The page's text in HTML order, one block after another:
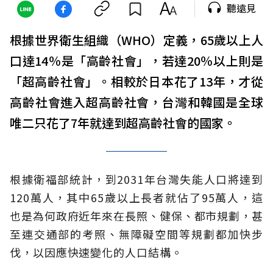
聽遠見
根據世界衛生組織（WHO）定義，65歲以上人
口達14％是「高齡社會」，若達20％以上則是
「超高齡社會」。相較於日本花了13年，才從
高齡社會進入超高齡社會，台灣和韓國是全球
唯二只花了7年就達到超高齡社會的國家。
根據衛福部統計，到2031年台灣失能人口將達到
120萬人，其中65歲以上長者就佔了95萬人，這
也是為何政府近年來在長照、健保、都市規劃，甚
至連交通部的考照、無障礙空間等規劃都加快步
伐，以因應快速變化的人口結構。